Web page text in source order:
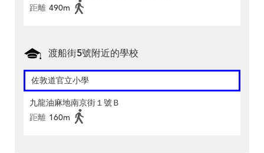
距離 490m
渡船街5號附近的學校
佐敦道官立小學
九龍油麻地南京街１號Ｂ
距離 160m